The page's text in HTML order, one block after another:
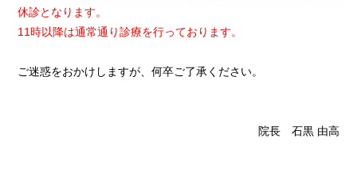
休診となります。
11時以降は通常通り診療を行っております。
ご迷惑をおかけしますが、何卒ご了承ください。
院長 石黒 由高